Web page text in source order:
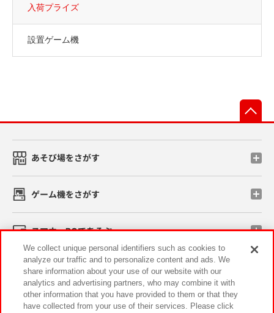
入荷プライズ
設置ゲーム機
あそび場をさがす
ゲーム機をさがす
スマホ・PCであそぶ
イベント・キャンペーン
We collect unique personal identifiers such as cookies to
analyze our traffic and to personalize content and ads. We
share information about your use of our website with our
analytics and advertising partners, who may combine it with
other information that you have provided to them or that they
have collected from your use of their services. Please click